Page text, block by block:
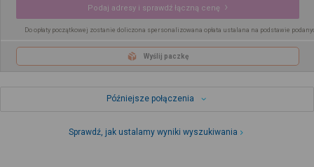
Podaj adresy i sprawdź łączną cenę
Do opłaty początkowej zostanie doliczona spersonalizowana opłata ustalana na podstawie
Wyślij paczkę
Późniejsze połączenia
Sprawdź, jak ustalamy wyniki wyszukiwania